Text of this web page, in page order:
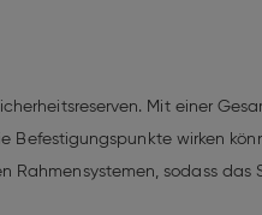
Mit einer
Befestigungspunkte wirken
Rahmensystemen, sodass das